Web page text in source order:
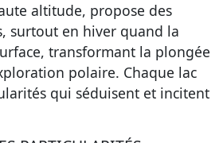
altitude, propose des
surtout en hiver quand la
transformant la plongée
polaire. Chaque lac
qui séduisent et incitent